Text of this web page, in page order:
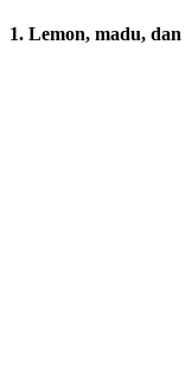
1. Lemon, madu,